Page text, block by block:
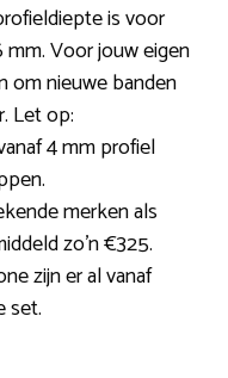
is voor
mm. Voor jouw eigen
om nieuwe banden
Let op:
4 mm profiel
merken als
zo’n €325.
zijn er al vanaf
set.